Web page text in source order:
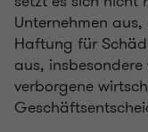
Unternehmen
Haftung für
aus,
verborgene